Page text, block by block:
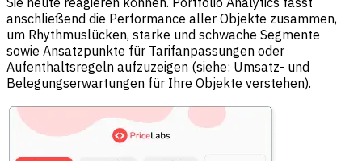
anschließend die Performance aller Objekte zusammen,
um Rhythmuslücken, starke und schwache Segmente
sowie Ansatzpunkte für Tarifanpassungen oder
Aufenthaltsregeln aufzuzeigen (siehe: Umsatz- und
Belegungserwartungen für Ihre Objekte verstehen).